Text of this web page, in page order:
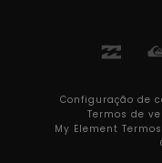
Configuração de
Termos de
My Element